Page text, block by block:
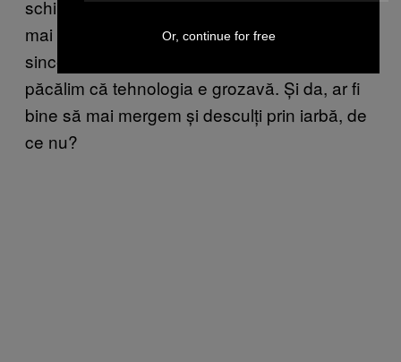
schimbarelația cu tehnologia, ca să nu ne
mai simțim atât de rău. Sau măcar putem fi
sinceri cu privire la subiectul ăsta, în loc să ne
păcălim că tehnologia e grozavă. Și da, ar fi
bine să mai mergem și desculți prin iarbă, de
ce nu?
Or, continue for free